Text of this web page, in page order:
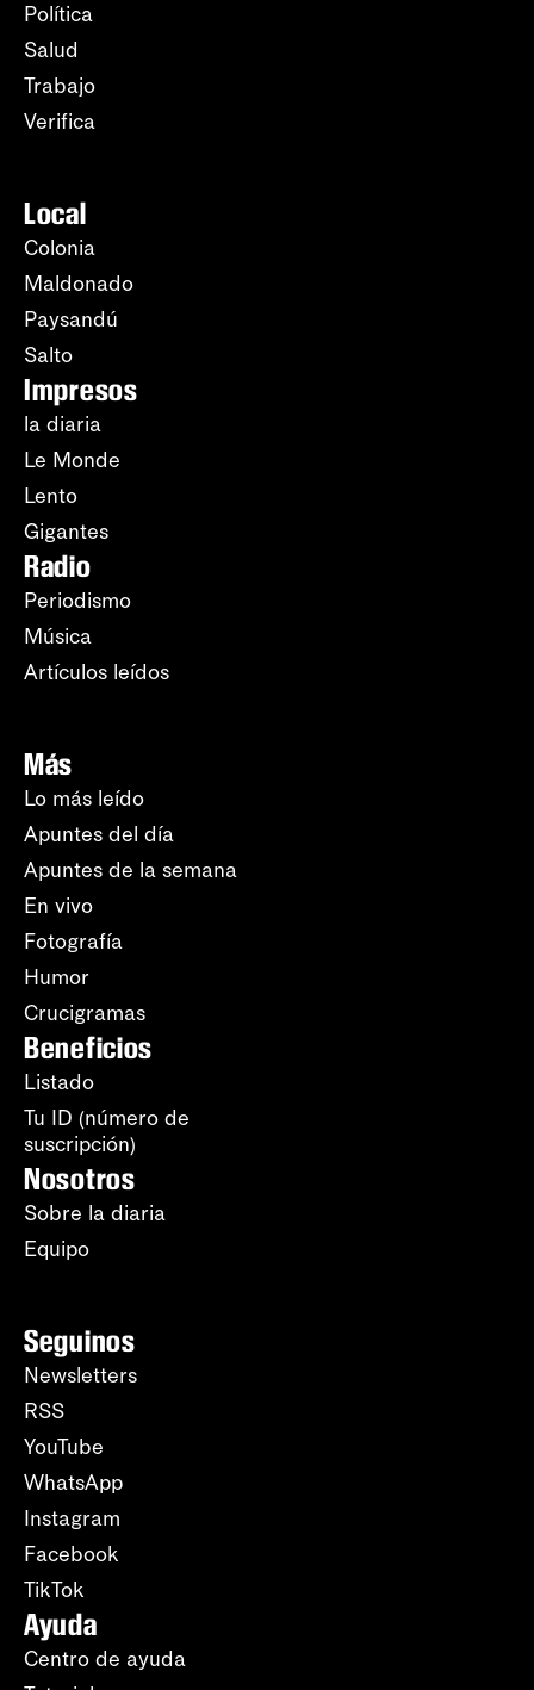
Política
Salud
Trabajo
Verifica
Local
Colonia
Maldonado
Paysandú
Salto
Impresos
la diaria
Le Monde
Lento
Gigantes
Radio
Periodismo
Música
Artículos leídos
Más
Lo más leído
Apuntes del día
Apuntes de la semana
En vivo
Fotografía
Humor
Crucigramas
Beneficios
Listado
Tu ID (número de
suscripción)
Nosotros
Sobre la diaria
Equipo
Seguinos
Newsletters
RSS
YouTube
WhatsApp
Instagram
Facebook
TikTok
Ayuda
Centro de ayuda